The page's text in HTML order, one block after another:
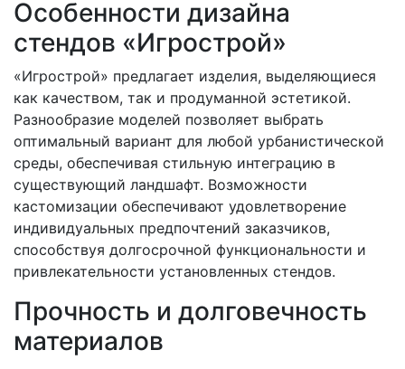
Особенности дизайна
стендов «Игрострой»
«Игрострой» предлагает изделия, выделяющиеся
как качеством, так и продуманной эстетикой.
Разнообразие моделей позволяет выбрать
оптимальный вариант для любой урбанистической
среды, обеспечивая стильную интеграцию в
существующий ландшафт. Возможности
кастомизации обеспечивают удовлетворение
индивидуальных предпочтений заказчиков,
способствуя долгосрочной функциональности и
привлекательности установленных стендов.
Прочность и долговечность
материалов